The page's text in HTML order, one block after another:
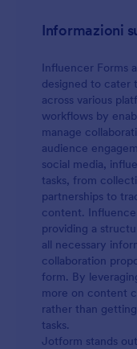
Informazioni
Influencer Forms
designed to cater
across various
workflows by
manage
audience
social media,
tasks, from
partnerships to
content.
providing a
all necessary
collaboration
form. By
more on content
rather than
tasks.
Jotform stands